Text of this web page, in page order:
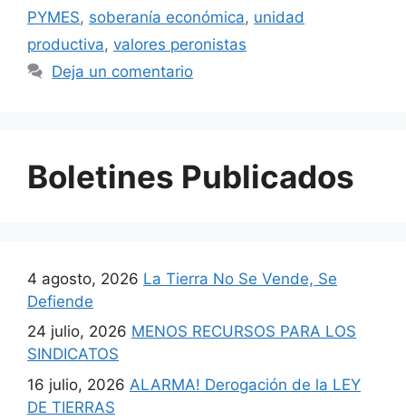
PYMES, soberanía económica, unidad
productiva, valores peronistas
Deja un comentario
Boletines Publicados
4 agosto, 2026 La Tierra No Se Vende, Se
Defiende
24 julio, 2026 MENOS RECURSOS PARA LOS
SINDICATOS
16 julio, 2026 ALARMA! Derogación de la LEY
DE TIERRAS